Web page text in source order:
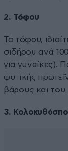
2. Τόφου
Το τόφου,
σιδήρου ανά
για γυναίκες).
φυτικής
βάρους και του
3.